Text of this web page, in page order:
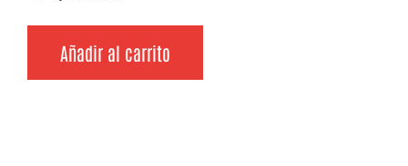
Añadir al carrito